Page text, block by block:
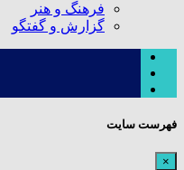
فرهنگ و هنر
گزارش و گفتگو
فهرست سایت
×